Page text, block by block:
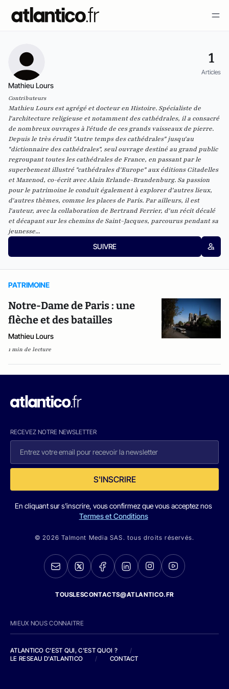
1
Articles
Mathieu Lours
Contributeurs
Mathieu Lours est agrégé et docteur en Histoire. Spécialiste de
l'architecture religieuse et notamment des cathédrales, il a consacré
de nombreux ouvrages à l'étude de ces grands vaisseaux de pierre.
Depuis le très érudit "Autre temps des cathédrales" jusqu'au
"dictionnaire des cathédrales", seul ouvrage destiné au grand public
regroupant toutes les cathédrales de France, en passant par le
superbement illustré "cathédrales d'Europe" aux éditions Citadelles
et Mazenod, co-écrit avec Alain Erlande-Brandenburg. Sa passion
pour le patrimoine le conduit également à explorer d'autres lieux,
d'autres thèmes, comme les places de Paris. Par ailleurs, il est
l'auteur, avec la collaboration de Bertrand Ferrier, d'un récit décalé
et décapant sur les chemins de Saint-Jacques, parcourus pendant sa
jeunesse...
SUIVRE
PATRIMOINE
Notre-Dame de Paris : une
flèche et des batailles
Mathieu Lours
1 min de lecture
RECEVEZ NOTRE NEWSLETTER
S'INSCRIRE
En cliquant sur s'inscrire, vous confirmez que vous acceptez nos
Termes et Conditions
© 2026 Talmont Media SAS. tous droits réservés.
TOUSLESCONTACTS@ATLANTICO.FR
MIEUX NOUS CONNAITRE
ATLANTICO C'EST QUI, C'EST QUOI ?
/
LE RESEAU D'ATLANTICO
/ CONTACT